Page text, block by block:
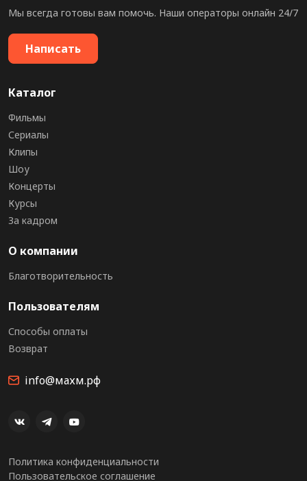
Мы всегда готовы вам помочь. Наши операторы онлайн 24/7
Написать
Каталог
Фильмы
Сериалы
Клипы
Шоу
Концерты
Курсы
За кадром
О компании
Благотворительность
Пользователям
Способы оплаты
Возврат
info@махм.рф
Политика конфиденциальности
Пользовательское соглашение